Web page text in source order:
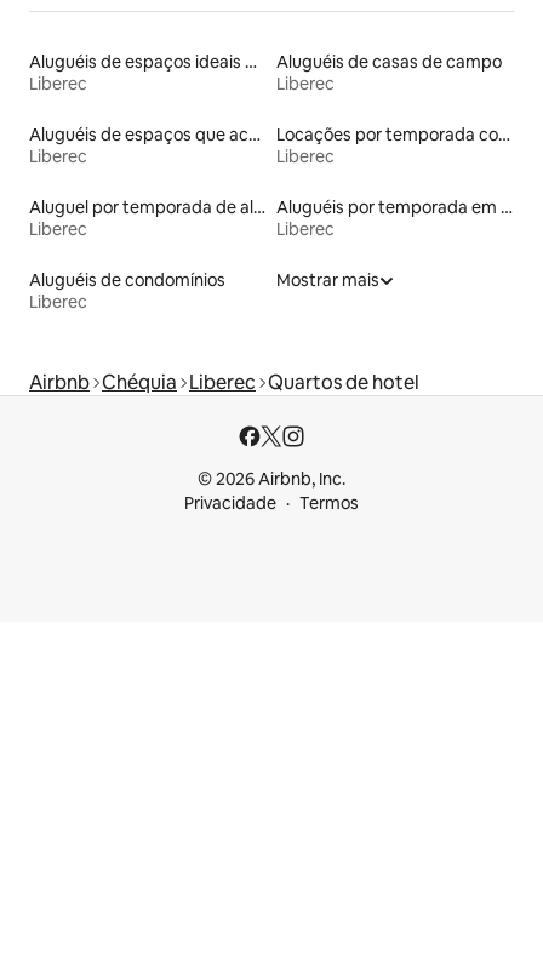
Aluguéis de espaços ideais para famílias
Liberec
Aluguéis de casas de campo
Liberec
Aluguéis de espaços que aceitam animais de estimação
Liberec
Locações por temporada com piscina
Liberec
Aluguel por temporada de alojamentos ecológicos
Liberec
Aluguéis por temporada em hotéis-fazenda
Liberec
Aluguéis de condomínios
Liberec
Mostrar mais
Airbnb Chéquia Liberec Quartos de hotel
© 2026 Airbnb, Inc.
Privacidade
Termos